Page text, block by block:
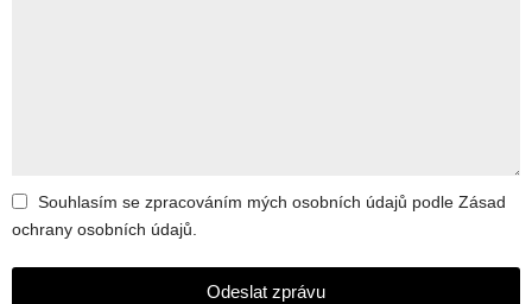
Souhlasím se zpracováním mých osobních údajů podle Zásad
ochrany osobních údajů.
Odeslat zprávu